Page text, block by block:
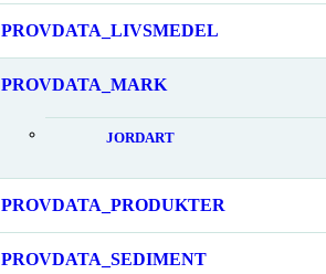
PROVDATA_LIVSMEDEL
PROVDATA_MARK
JORDART
PROVDATA_PRODUKTER
PROVDATA_SEDIMENT